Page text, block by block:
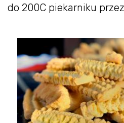
do 200C piekarniku